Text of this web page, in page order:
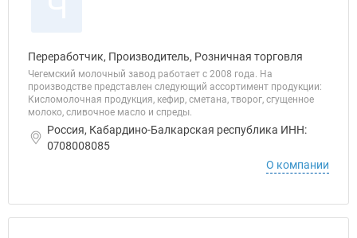
Переработчик, Производитель, Розничная торговля
Чегемский молочный завод работает с 2008 года. На
производстве представлен следующий ассортимент продукции:
Кисломолочная продукция, кефир, сметана, творог, сгущенное
молоко, сливочное масло и спреды.
Россия, Кабардино-Балкарская республика ИНН:
0708008085
О компании